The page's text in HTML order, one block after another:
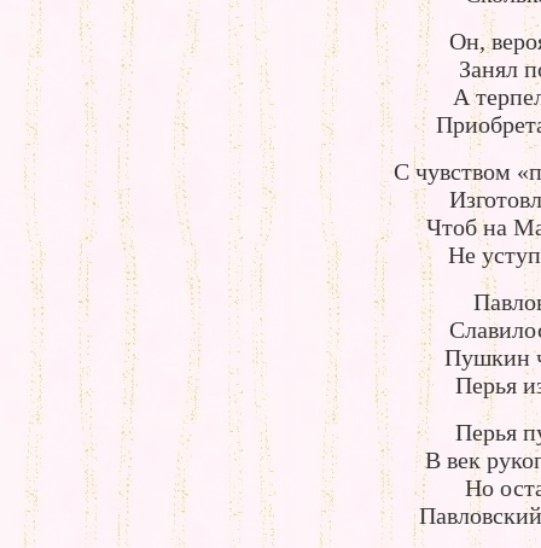
Он,
Занял
А
С чувством
Чтоб на
Не
Пушкин
Перья
Перья
В век
Но